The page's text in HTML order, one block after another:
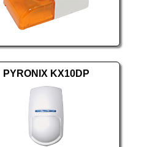
PYRONIX KX10DP